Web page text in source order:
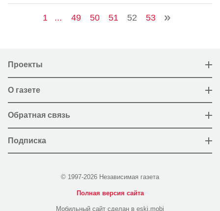
1 ... 49 50 51 52 53
Проекты
О газете
Обратная связь
Подписка
© 1997-2026 Независимая газета
Полная версия сайта
Мобильный сайт сделан в eski.mobi